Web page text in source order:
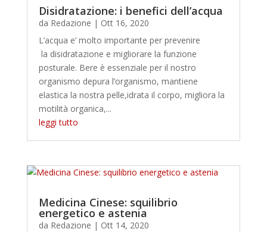
Disidratazione: i benefici dell’acqua
da Redazione | Ott 16, 2020
L’acqua e’ molto importante per prevenire
la disidratazione e migliorare la funzione
posturale. Bere è essenziale per il nostro
organismo depura l’organismo, mantiene
elastica la nostra pelle,idrata il corpo, migliora la
motilità organica,...
leggi tutto
Medicina Cinese: squilibrio
energetico e astenia
da Redazione | Ott 14, 2020